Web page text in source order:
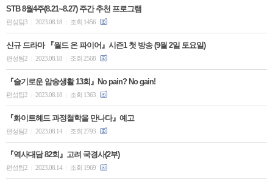
STB 8월4주(8.21~8.27) 주간 추천 프로그램
편성팀3 2023.08.18 조회 1456
신규 드라마 『월드 온 파이어』시즌1 첫 방송 (9월 2일 토요일)
편성팀2 2023.08.18 조회 2568
『슬기로운 암송생활 13회』No pain? No gain!
편성팀2 2023.08.18 조회 1363
『화이트헤드 과정철학을 만나다』예고
편성팀2 2023.08.14 조회 2793
『역사대담 82회』고려 국경사(2부)
편성팀2 2023.08.14 조회 1969